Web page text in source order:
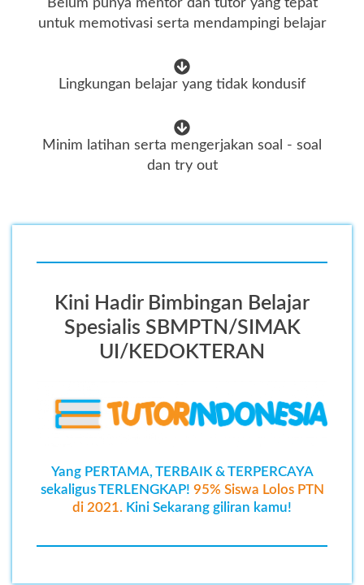
Belum punya mentor dan tutor yang tepat
untuk memotivasi serta mendampingi belajar
Lingkungan belajar yang tidak kondusif
Minim latihan serta mengerjakan soal - soal
dan try out
Kini Hadir Bimbingan Belajar
Spesialis SBMPTN/SIMAK
UI/KEDOKTERAN
Yang PERTAMA, TERBAIK & TERPERCAYA
sekaligus TERLENGKAP! 95% Siswa Lolos PTN
di 2021. Kini Sekarang giliran kamu!